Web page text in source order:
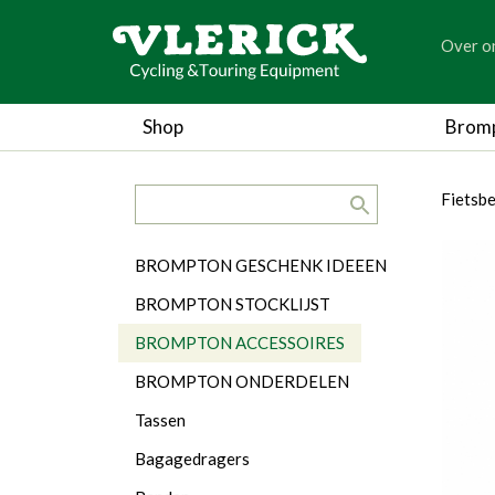
Over
Shop
Categorieën
BROMPTON GESCHENK IDEEEN
BROMPTON STOCKLIJST
BROMPTON ACCESSOIRES
BROMPTON ONDERDELEN
Tassen
Bagagedragers